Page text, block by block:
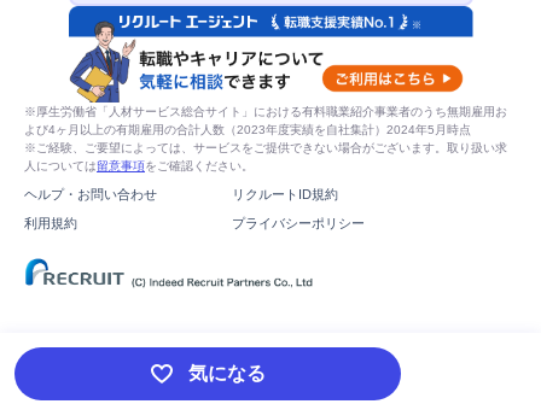
気になる
※厚生労働省「人材サービス総合サイト」における有料職業紹介事業者のうち無期雇用お
よび4ヶ月以上の有期雇用の合計人数（2023年度実績を自社集計）2024年5月時点
※ご経験、ご要望によっては、サービスをご提供できない場合がございます。取り扱い求
人については留意事項をご確認ください。
ヘルプ・お問い合わせ
リクルートID規約
利用規約
プライバシーポリシー